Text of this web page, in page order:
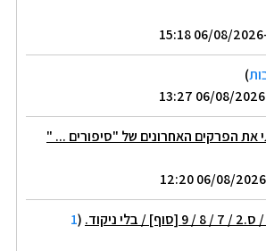
-06/
)
את הפרקים האחרונים של "סיפורים ... "
ניקוד. (
1